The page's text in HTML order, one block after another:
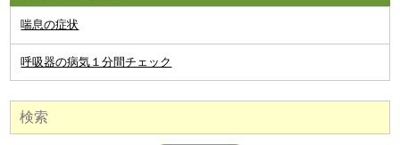
喘息の症状
呼吸器の病気１分間チェック